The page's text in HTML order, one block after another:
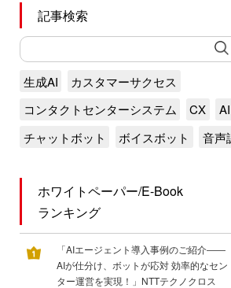
記事検索
生成AI
カスタマーサクセス
コンタクトセンターシステム
CX AI
チャットボット
ボイスボット 音声
ホワイトペーパー/E-Book
ランキング
「AIエージェント導入事例のご紹介――
AIが仕分け、ボットが応対 効率的なセン
ター運営を実現！」NTTテクノクロス